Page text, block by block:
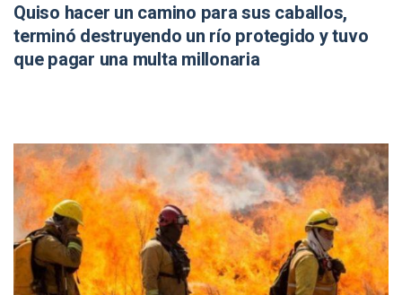
Quiso hacer un camino para sus caballos,
terminó destruyendo un río protegido y tuvo
que pagar una multa millonaria